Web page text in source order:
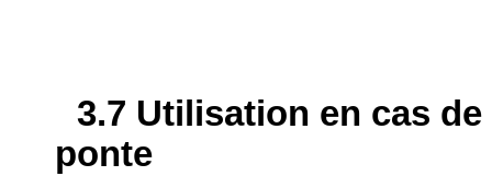
3.7 Utilisation en cas
ponte